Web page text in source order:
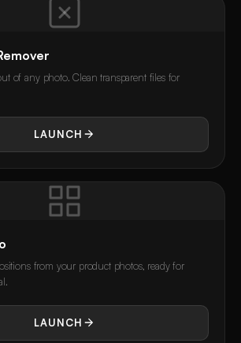
of any photo. Clean transparent files for
LAUNCH
from your product photos, ready for
LAUNCH